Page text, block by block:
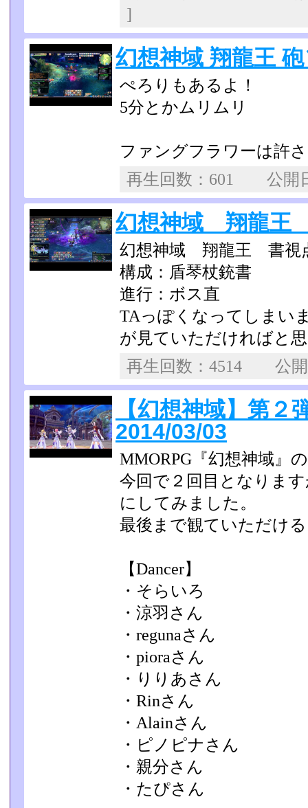
]
幻想神域 翔龍王
ぺろりもあるよ！
5分とかムリムリ
ファングフラワーは許
再生回数：601 公
幻想神域 翔龍王
幻想神域 翔龍王 書視
構成：盾琴杖銃書
進行：ボス直
TAっぽくなってしまい
が見ていただければと
再生回数：4514
【幻想神域】第
2014/03/03
MMORPG『幻想神域』
今回で２回目となりま
にしてみました。
最後まで観ていただけ
【Dancer】
・そらいろ
・涼羽さん
・regunaさん
・pioraさん
・りりあさん
・Rinさん
・Alainさん
・ピノピナさん
・親分さん
・たぴさん